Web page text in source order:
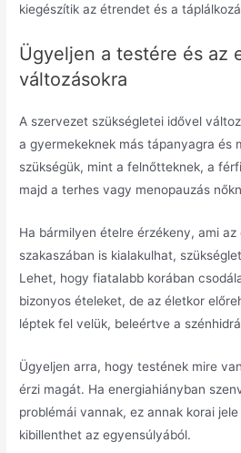
kiegészítik az étrendet és a
Ügyeljen a testére és az
változásokra
A szervezet szükségletei idővel
a gyermekeknek más tápanyagra és
szükségük, mint a felnőtteknek, a
majd a terhes vagy menopauzás
Ha bármilyen ételre érzékeny, ami az
szakaszában is kialakulhat,
Lehet, hogy fiatalabb korában
bizonyos ételeket, de az életkor
léptek fel velük, beleértve a
Ügyeljen arra, hogy testének mire
érzi magát. Ha energiahiányban
problémái vannak, ez annak korai
kibillenthet az egyensúlyából.